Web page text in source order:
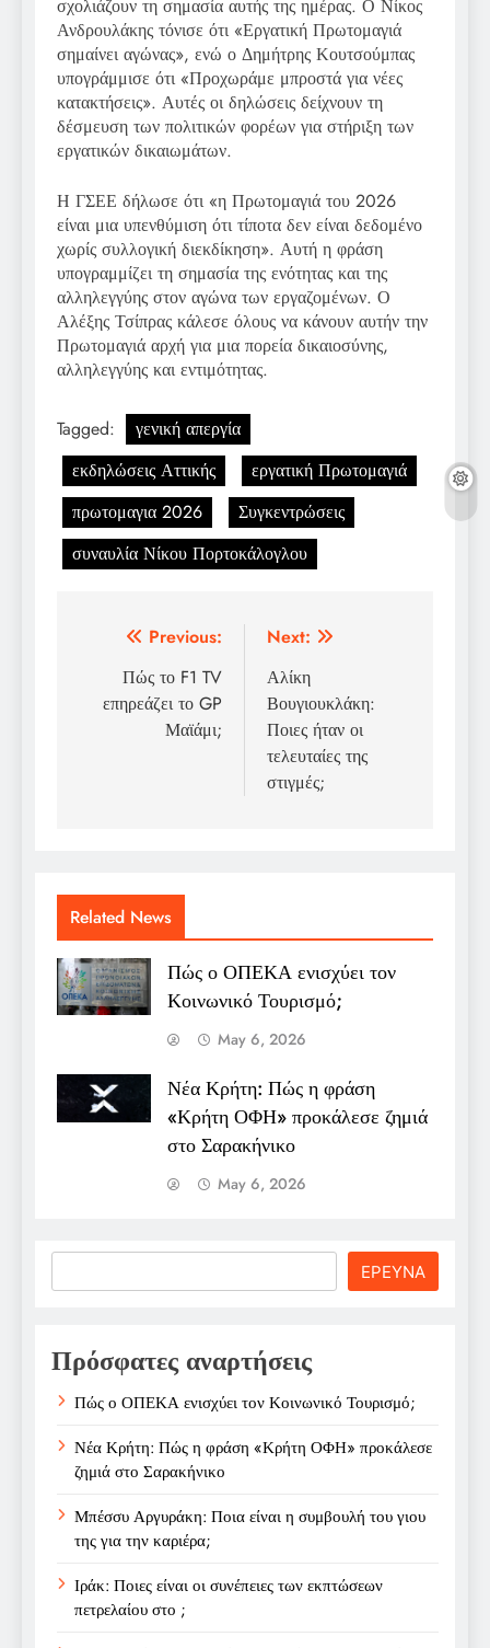
σχολιάζουν τη σημασία αυτής της ημέρας. Ο Νίκος
Ανδρουλάκης τόνισε ότι «Εργατική Πρωτομαγιά
σημαίνει αγώνας», ενώ ο Δημήτρης Κουτσούμπας
υπογράμμισε ότι «Προχωράμε μπροστά για νέες
κατακτήσεις». Αυτές οι δηλώσεις δείχνουν τη
δέσμευση των πολιτικών φορέων για στήριξη των
εργατικών δικαιωμάτων.
Η ΓΣΕΕ δήλωσε ότι «η Πρωτομαγιά του 2026
είναι μια υπενθύμιση ότι τίποτα δεν είναι δεδομένο
χωρίς συλλογική διεκδίκηση». Αυτή η φράση
υπογραμμίζει τη σημασία της ενότητας και της
αλληλεγγύης στον αγώνα των εργαζομένων. Ο
Αλέξης Τσίπρας κάλεσε όλους να κάνουν αυτήν την
Πρωτομαγιά αρχή για μια πορεία δικαιοσύνης,
αλληλεγγύης και εντιμότητας.
Tagged:
γενική απεργία
εκδηλώσεις Αττικής
εργατική Πρωτομαγιά
πρωτομαγια 2026
Συγκεντρώσεις
συναυλία Νίκου Πορτοκάλογλου
Post
navigation
Previous:
Πώς το F1 TV
επηρεάζει το GP
Μαϊάμι;
Next:
Αλίκη
Βουγιουκλάκη:
Ποιες ήταν οι
τελευταίες της
στιγμές;
Related News
Πώς ο ΟΠΕΚΑ ενισχύει τον
Κοινωνικό Τουρισμό;
May 6, 2026
Νέα Κρήτη: Πώς η φράση
«Κρήτη ΟΦΗ» προκάλεσε ζημιά
στο Σαρακήνικο
May 6, 2026
ΕΡΕΥΝΑ
Πρόσφατες αναρτήσεις
Πώς ο ΟΠΕΚΑ ενισχύει τον Κοινωνικό Τουρισμό;
Νέα Κρήτη: Πώς η φράση «Κρήτη ΟΦΗ» προκάλεσε
ζημιά στο Σαρακήνικο
Μπέσσυ Αργυράκη: Ποια είναι η συμβουλή του γιου
της για την καριέρα;
Ιράκ: Ποιες είναι οι συνέπειες των εκπτώσεων
πετρελαίου στο ;